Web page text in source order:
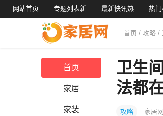
网站首页 专题列表新 最新快讯热 热
首页 / 攻略 /
首页
家居
家装
卫生
法都
攻略 家居网